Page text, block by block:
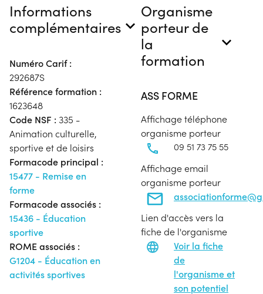
Informations
complémentaires
Numéro Carif :
292687S
Référence formation :
1623648
Code NSF : 335 -
Animation culturelle,
sportive et de loisirs
Formacode principal :
15477 - Remise en
forme
Formacode associés :
15436 - Éducation
sportive
ROME associés :
G1204 - Éducation en
activités sportives
Organisme
porteur de
la
formation
ASS FORME
Affichage téléphone
organisme porteur
09 51 73 75 55
Affichage email
organisme porteur
Lien d'accès vers la
fiche de l'organisme
Voir la fiche
de
l'organisme et
son potentiel